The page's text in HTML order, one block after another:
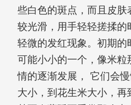
些白色的斑点，而且皮肤
较光滑，用手轻轻搓揉的
轻微的发红现象。初期的
可能小小的一个，像米粒
情的逐渐发展， 它们会
大小，到花生米大小，再